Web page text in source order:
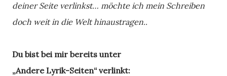
deiner Seite verlinkst… möchte ich mein Schreiben
doch weit in die Welt hinaustragen..
Du bist bei mir bereits unter
„Andere Lyrik-Seiten“ verlinkt: